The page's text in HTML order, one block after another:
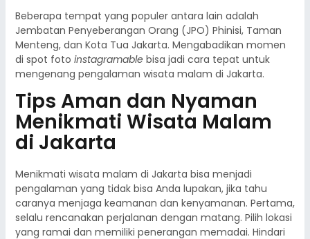
Beberapa tempat yang populer antara lain adalah
Jembatan Penyeberangan Orang (JPO) Phinisi, Taman
Menteng, dan Kota Tua Jakarta. Mengabadikan momen
di spot foto instagramable bisa jadi cara tepat untuk
mengenang pengalaman wisata malam di Jakarta.
Tips Aman dan Nyaman
Menikmati Wisata Malam
di Jakarta
Menikmati wisata malam di Jakarta bisa menjadi
pengalaman yang tidak bisa Anda lupakan, jika tahu
caranya menjaga keamanan dan kenyamanan. Pertama,
selalu rencanakan perjalanan dengan matang. Pilih lokasi
yang ramai dan memiliki penerangan memadai. Hindari